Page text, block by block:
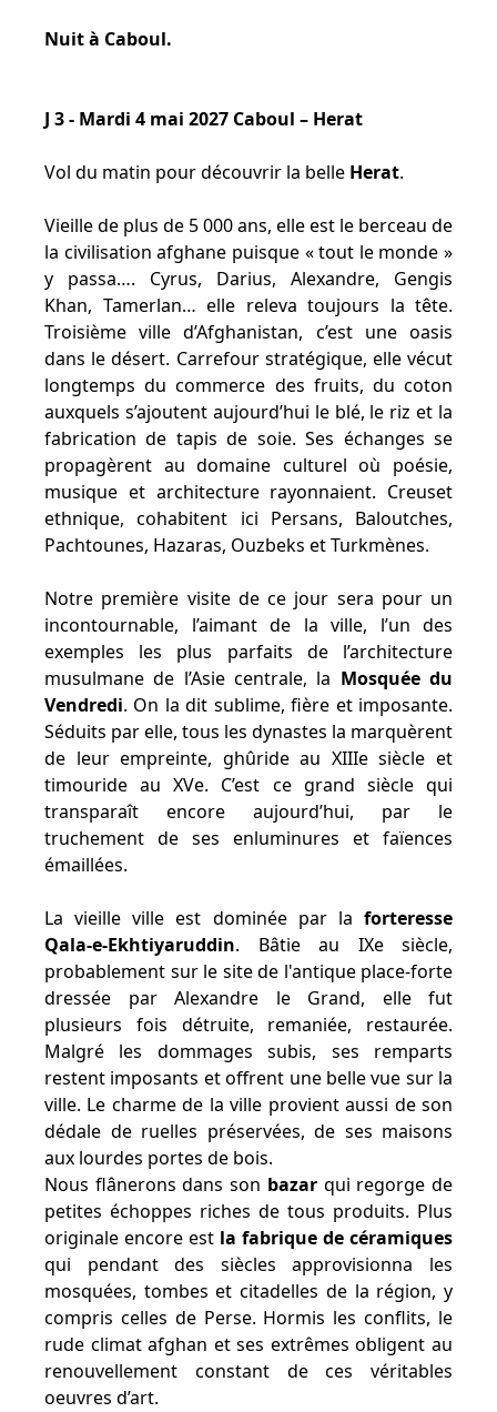
Nuit à Caboul.
J 3 - Mardi 4 mai 2027 Caboul – Herat
Vol du matin pour découvrir la belle Herat.
Vieille de plus de 5 000 ans, elle est le berceau de
la civilisation afghane puisque « tout le monde »
y passa…. Cyrus, Darius, Alexandre, Gengis
Khan, Tamerlan… elle releva toujours la tête.
Troisième ville d’Afghanistan, c’est une oasis
dans le désert. Carrefour stratégique, elle vécut
longtemps du commerce des fruits, du coton
auxquels s’ajoutent aujourd’hui le blé, le riz et la
fabrication de tapis de soie. Ses échanges se
propagèrent au domaine culturel où poésie,
musique et architecture rayonnaient. Creuset
ethnique, cohabitent ici Persans, Baloutches,
Pachtounes, Hazaras, Ouzbeks et Turkmènes.
Notre première visite de ce jour sera pour un
incontournable, l’aimant de la ville, l’un des
exemples les plus parfaits de l’architecture
musulmane de l’Asie centrale, la Mosquée du
Vendredi. On la dit sublime, fière et imposante.
Séduits par elle, tous les dynastes la marquèrent
de leur empreinte, ghûride au XIIIe siècle et
timouride au XVe. C’est ce grand siècle qui
transparaît encore aujourd’hui, par le
truchement de ses enluminures et faïences
émaillées.
La vieille ville est dominée par la forteresse
Qala-e-Ekhtiyaruddin. Bâtie au IXe siècle,
probablement sur le site de l'antique place-forte
dressée par Alexandre le Grand, elle fut
plusieurs fois détruite, remaniée, restaurée.
Malgré les dommages subis, ses remparts
restent imposants et offrent une belle vue sur la
ville. Le charme de la ville provient aussi de son
dédale de ruelles préservées, de ses maisons
aux lourdes portes de bois.
Nous flânerons dans son bazarqui regorge de
petites échoppes riches de tous produits. Plus
originale encore est la fabrique de céramiques
qui pendant des siècles approvisionna les
mosquées, tombes et citadelles de la région, y
compris celles de Perse. Hormis les conflits, le
rude climat afghan et ses extrêmes obligent au
renouvellement constant de ces véritables
oeuvres d’art.